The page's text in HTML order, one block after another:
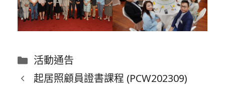
分
類
活動通告
起居照顧員證書課程 (PCW202309)